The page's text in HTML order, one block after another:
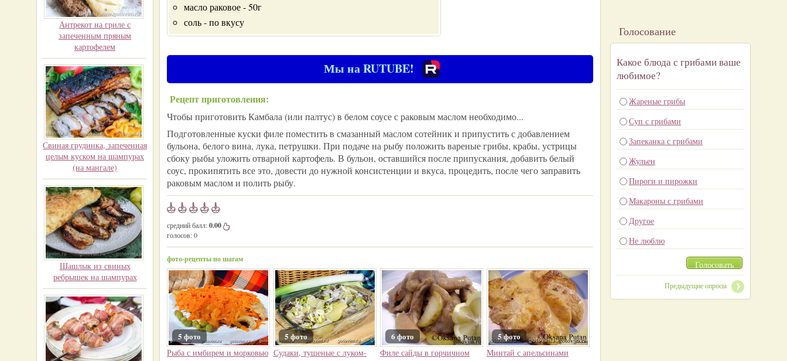
Антрекот на гриле с
запеченным пряным
картофелем
Свиная грудинка, запеченная
целым куском на шампурах
(на мангале)
Шашлык из свиных
ребрышек на шампурах
масло раковое - 50г
соль - по вкусу
Мы на RUTUBE!
Рецепт приготовления:
Чтобы приготовить Камбала (или палтус) в белом соусе с раковым маслом необходимо...
Подготовленные куски филе поместить в смазанный маслом сотейник и припустить с добавлением
бульона, белого вина, лука, петрушки. При подаче на рыбу положить вареные грибы, крабы, устрицы
сбоку рыбы уложить отварной картофель. В бульон, оставшийся после припускания, добавить белый
соус, прокипятить все это, довести до нужной консистенции и вкуса, процедить, после чего заправить
раковым маслом и полить рыбу.
средний балл:0.00
голосов:0
фото-рецепты по шагам
5 фото
Рыба с имбирем и морковью
5 фото
Судаки, тушеные с луком-
6 фото
Филе сайды в горчичном
5 фото
Минтай с апельсинами
Голосование
Какое блюда с грибами ваше
любимое?
Жареные грибы
Суп с грибами
Запеканка с грибами
Жульен
Пироги и пирожки
Макароны с грибами
Другое
Не люблю
Голосовать
Предыдущие опросы